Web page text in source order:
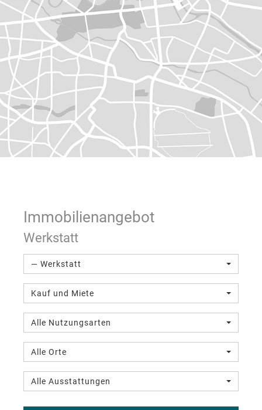
Immobilien­angebot
Werkstatt
— Werkstatt
Kauf und Miete
Alle Nutzungsarten
Alle Orte
Alle Ausstattungen